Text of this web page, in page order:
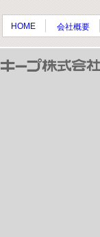
HOME 会社概要